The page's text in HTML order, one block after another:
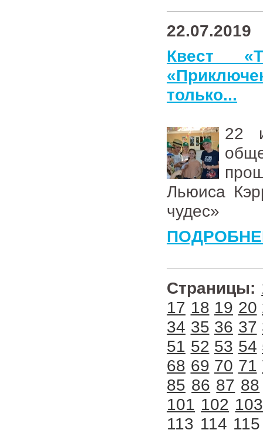
22.07.2019
Квест
только...
22
Льюиса
чудес»
Страницы:
17 18 19 20
34 35 36 37
51 52 53 54
68 69 70 71
85 86 87 88
101 102 103
113 114 115